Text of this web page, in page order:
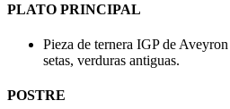
PLATO PRINCIPAL
Pieza de ternera IGP de
setas, verduras antiguas.
POSTRE